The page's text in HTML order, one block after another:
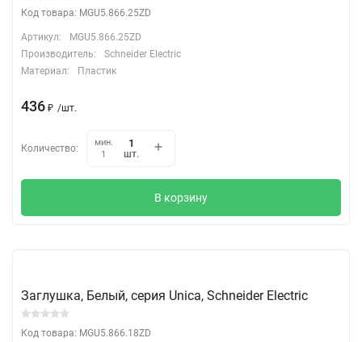
Код товара: MGU5.866.25ZD
Артикул:
MGU5.866.25ZD
Производитель:
Schneider Electric
Материал:
Пластик
436 ₽ /шт.
Количество:
мин.
1
шт.
В корзину
Заглушка, Белый, серия Unica, Schneider Electric
Код товара: MGU5.866.18ZD